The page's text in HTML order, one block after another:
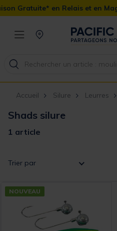
Gratuite* en Relais et en
Accueil Silure Leurres
Shads silure
1 article
Trier par
NOUVEAU